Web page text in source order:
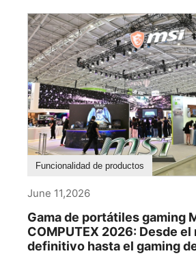
Funcionalidad de productos
June 11,2026
Gama de portátiles gaming
COMPUTEX 2026: Desde
definitivo hasta el gaming